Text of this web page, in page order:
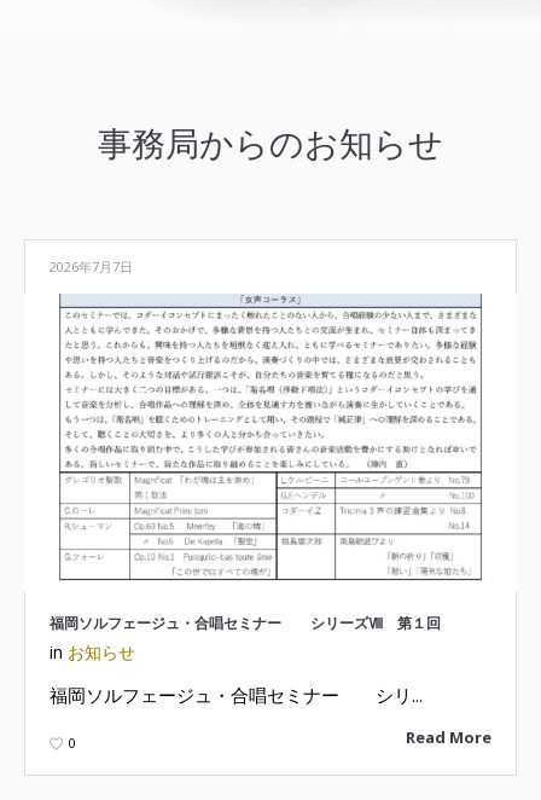
事務局からのお知らせ
2026年7月7日
福岡ソルフェージュ・合唱セミナー シリーズⅧ 第１回
in お知らせ
福岡ソルフェージュ・合唱セミナー シリ...
Read More
0